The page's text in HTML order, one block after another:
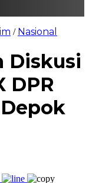
/ Nasional
Diskusi
DPR